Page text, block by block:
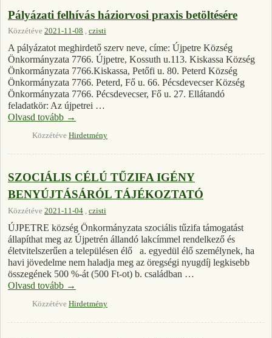
Pályázati felhívás háziorvosi praxis betöltésére
Közzétéve 2021-11-08 , czisti
A pályázatot meghirdető szerv neve, címe: Újpetre Község
Önkormányzata 7766. Újpetre, Kossuth u.113. Kiskassa Község
Önkormányzata 7766.Kiskassa, Petőfi u. 80. Peterd Község
Önkormányzata 7766. Peterd, Fő u. 66. Pécsdevecser Község
Önkormányzata 7766. Pécsdevecser, Fő u. 27. Ellátandó
feladatkör: Az újpetrei …
Olvasd tovább →
Közzétéve Hirdetmény
SZOCIÁLIS CÉLÚ TŰZIFA IGÉNY
BENYÚJTÁSÁRÓL TÁJÉKOZTATÓ
Közzétéve 2021-11-04 czisti
ÚJPETRE község Önkormányzata szociális tűzifa támogatást
állapíthat meg az Újpetrén állandó lakcímmel rendelkező és
életvitelszerűen a településen élő a. egyedül élő személynek, ha
havi jövedelme nem haladja meg az öregségi nyugdíj legkisebb
összegének 500 %-át (500 Ft-ot) b. családban …
Olvasd tovább →
Közzétéve Hirdetmény